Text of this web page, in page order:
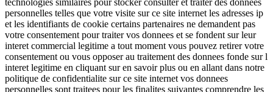
personnelles telles que votre visite sur ce site internet les adresses ip
et les identifiants de cookie certains partenaires ne demandent pas
votre consentement pour traiter vos donnees et se fondent sur leur
interet commercial legitime a tout moment vous pouvez retirer votre
consentement ou vous opposer au traitement des donnees fonde sur l
interet legitime en cliquant sur en savoir plus ou en allant dans notre
politique de confidentialite sur ce site internet vos donnees
personnelles sont traitees pour les finalites suivantes comprendre les